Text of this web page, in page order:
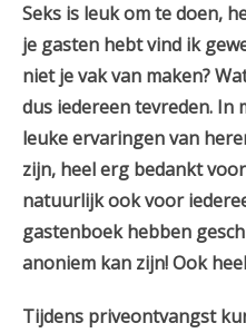
Seks is leuk om te doen,
je gasten hebt vind ik
niet je vak van maken?
dus iedereen tevreden. In
leuke ervaringen van
zijn, heel erg bedankt
natuurlijk ook voor
gastenboek hebben
anoniem kan zijn! Ook
Tijdens priveontvangst